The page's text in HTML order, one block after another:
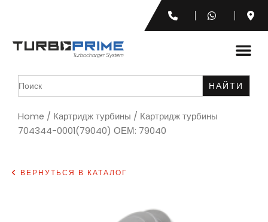
Search
for:
Home / Картридж турбины / Картридж турбины
704344-0001(79040) ОЕМ: 79040
ВЕРНУТЬСЯ В КАТАЛОГ